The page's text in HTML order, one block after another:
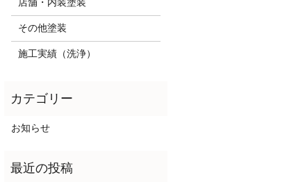
店舗・内装塗装
その他塗装
施工実績（洗浄）
お知らせ